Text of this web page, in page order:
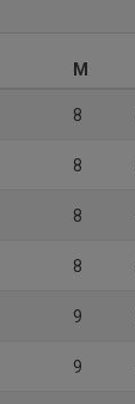
M
8
8
8
8
9
9